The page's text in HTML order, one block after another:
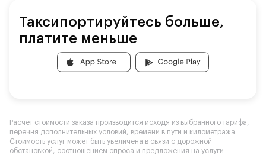
Таксипортируйтесь больше,
платите меньше
Расчет стоимости заказа производится исходя из выбранного тарифа,
перечня дополнительных условий, времени в пути и километража.
Стоимость услуг может быть увеличена в связи с дорожной
обстановкой, соотношением спроса и предложения на услуги